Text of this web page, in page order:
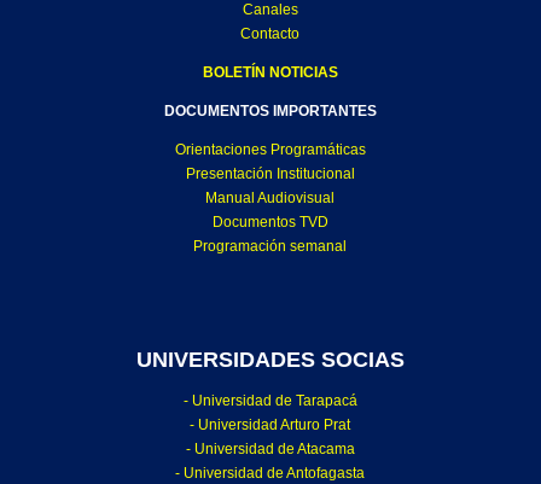
Canales
Contacto
BOLETÍN NOTICIAS
DOCUMENTOS IMPORTANTES
Orientaciones Programáticas
Presentación Institucional
Manual Audiovisual
Documentos TVD
Programación semanal
UNIVERSIDADES SOCIAS
- Universidad de Tarapacá
- Universidad Arturo Prat
- Universidad de Atacama
- Universidad de Antofagasta